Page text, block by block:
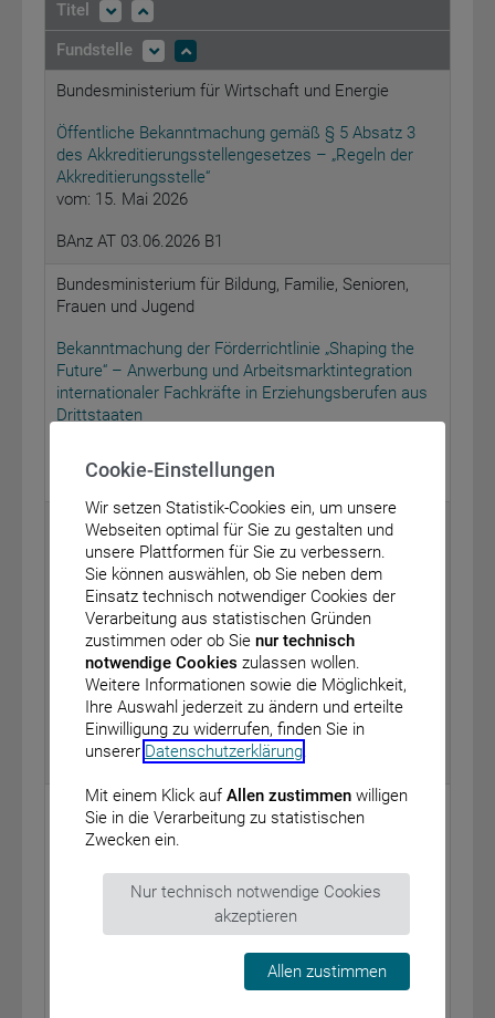
Titel
Fundstelle
Bundesministerium für Wirtschaft und Energie
Öffentliche Bekanntmachung gemäß § 5 Absatz 3
des Akkreditierungsstellengesetzes – „Regeln der
Akkreditierungsstelle“
vom: 15. Mai 2026
BAnz AT 03.06.2026 B1
Bundesministerium für Bildung, Familie, Senioren,
Frauen und Jugend
Bekanntmachung der Förderrichtlinie „Shaping the
Future“ – Anwerbung und Arbeitsmarktintegration
internationaler Fachkräfte in Erziehungsberufen aus
Drittstaaten
BAnz AT 03.06.2026 B2
Bundesministerium für Arbeit und Soziales
Bekanntmachung des Entwurfs einer bindenden
Festsetzung von Entgelten für die Herstellung und
Bearbeitung von Korbwaren aller Art und verwandter
Artikel, von Geweben aus Bast, von Geflechten und
Taschen aus Bast und sonstigen Austauschstoffen,
von Korbmöbeln, Kinderwagen sowie Stuhl- und
Rahmengeflechten in Heimarbeit
vom: 11. Mai 2026
BAnz AT 03.06.2026 B3
Bundesministerium für Arbeit und Soziales
Bekanntmachung des Entwurfs einer bindenden
Festsetzung von Entgelten für die mit
handgefertigten Buntstickerei- und
Tapisseriearbeiten aller Art in Heimarbeit
Beschäftigten
Cookie-Einstellungen
Wir setzen Statistik-Cookies ein, um unsere
Webseiten optimal für Sie zu gestalten und
unsere Plattformen für Sie zu verbessern.
Sie können auswählen, ob Sie neben dem
Einsatz technisch notwendiger Cookies der
Verarbeitung aus statistischen Gründen
zustimmen oder ob Sie nur technisch
notwendige Cookies zulassen wollen.
Weitere Informationen sowie die Möglichkeit,
Ihre Auswahl jederzeit zu ändern und erteilte
Einwilligung zu widerrufen, finden Sie in
unserer Datenschutzerklärung.
Mit einem Klick auf Allen zustimmenwilligen
Sie in die Verarbeitung zu statistischen
Zwecken ein.
Nur technisch notwendige Cookies
akzeptieren
Allen zustimmen